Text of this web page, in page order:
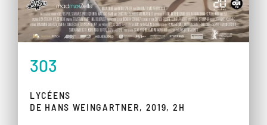
303
LYCÉENS
DE HANS WEINGARTNER, 2019, 2H